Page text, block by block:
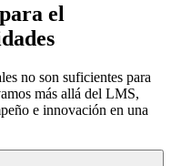
el
no son suficientes para
más allá del LMS,
e innovación en una